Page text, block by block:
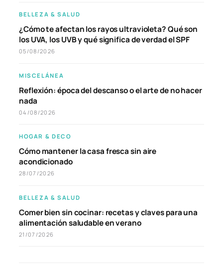
BELLEZA & SALUD
¿Cómo te afectan los rayos ultravioleta? Qué son
los UVA, los UVB y qué significa de verdad el SPF
05/08/2026
MISCELÁNEA
Reflexión: época del descanso o el arte de no hacer
nada
04/08/2026
HOGAR & DECO
Cómo mantener la casa fresca sin aire
acondicionado
28/07/2026
BELLEZA & SALUD
Comer bien sin cocinar: recetas y claves para una
alimentación saludable en verano
21/07/2026